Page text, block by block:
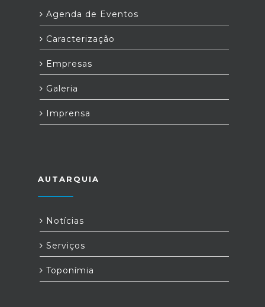
Agenda de Eventos
Caracterização
Empresas
Galeria
Imprensa
AUTARQUIA
Notícias
Serviços
Toponímia